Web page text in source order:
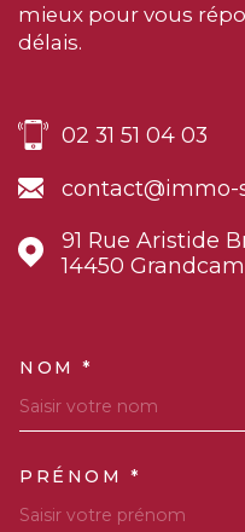
mieux pour vous
délais.
02 31 51 04 03
91 Rue Aristide
14450
NOM *
PRÉNOM *